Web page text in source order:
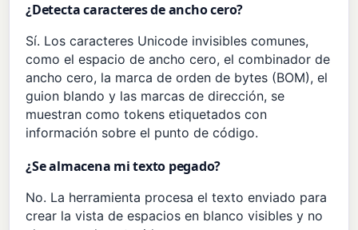
¿Detecta caracteres de ancho cero?
Sí. Los caracteres Unicode invisibles comunes,
como el espacio de ancho cero, el combinador de
ancho cero, la marca de orden de bytes (BOM), el
guion blando y las marcas de dirección, se
muestran como tokens etiquetados con
información sobre el punto de código.
¿Se almacena mi texto pegado?
No. La herramienta procesa el texto enviado para
crear la vista de espacios en blanco visibles y no